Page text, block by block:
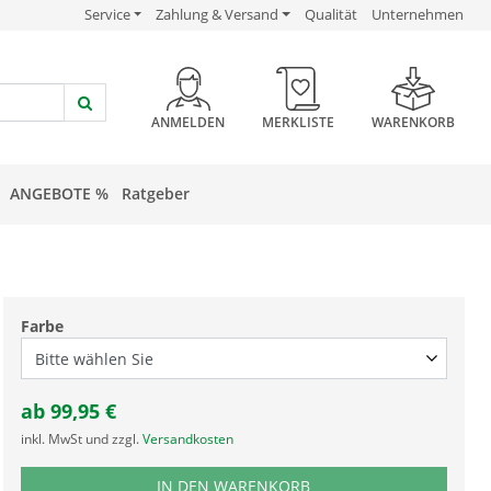
USP Verlinkung
Service Zahlung & Versand USP Verlinkung
Qualität USP Verlinkung
Unternehmen
HEADER BUTTON
ANMELDEN MERKLISTE WARENKORB
ANGEBOTE % Ratgeber
Farbe
ab 99,95 €
inkl. MwSt und zzgl. Versandkosten
PRODUKTNUMMER WKB
IN DEN WARENKORB